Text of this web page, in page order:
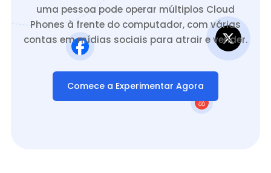
uma pessoa pode operar múltiplos Cloud
Phones à frente do computador, com várias
contas em mídias sociais para atrair e vender.
Comece a Experimentar Agora